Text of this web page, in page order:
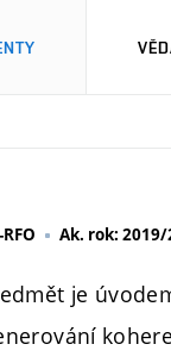
RFO Ak. rok: 2019/
je